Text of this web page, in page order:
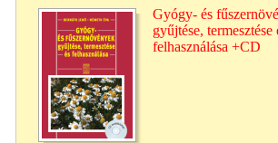
Gyógy- és
gyűjtése, termesztése
felhasználása +CD